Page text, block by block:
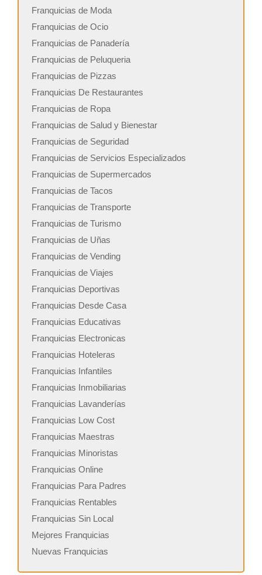
Franquicias de Moda
Franquicias de Ocio
Franquicias de Panadería
Franquicias de Peluqueria
Franquicias de Pizzas
Franquicias De Restaurantes
Franquicias de Ropa
Franquicias de Salud y Bienestar
Franquicias de Seguridad
Franquicias de Servicios Especializados
Franquicias de Supermercados
Franquicias de Tacos
Franquicias de Transporte
Franquicias de Turismo
Franquicias de Uñas
Franquicias de Vending
Franquicias de Viajes
Franquicias Deportivas
Franquicias Desde Casa
Franquicias Educativas
Franquicias Electronicas
Franquicias Hoteleras
Franquicias Infantiles
Franquicias Inmobiliarias
Franquicias Lavanderías
Franquicias Low Cost
Franquicias Maestras
Franquicias Minoristas
Franquicias Online
Franquicias Para Padres
Franquicias Rentables
Franquicias Sin Local
Mejores Franquicias
Nuevas Franquicias